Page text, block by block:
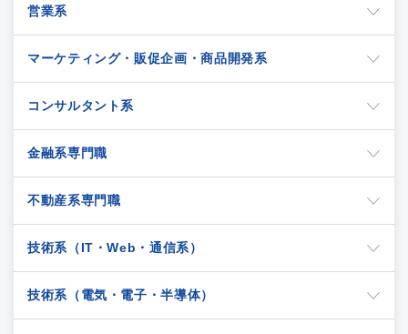
営業系
マーケティング・販促企画・商品開発系
コンサルタント系
金融系専門職
不動産系専門職
技術系（IT・Web・通信系）
技術系（電気・電子・半導体）